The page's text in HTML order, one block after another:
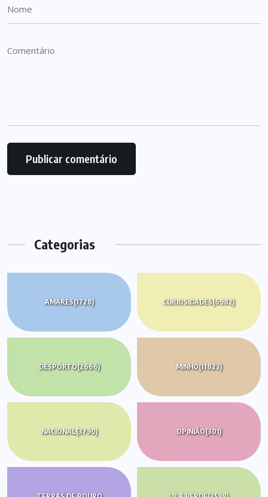
Categorias
AMARES(1728) CURIOSIDADES(6982)
DESPORTO(2666) MINHO(11823)
NACIONAL(3790) OPINIÃO(301)